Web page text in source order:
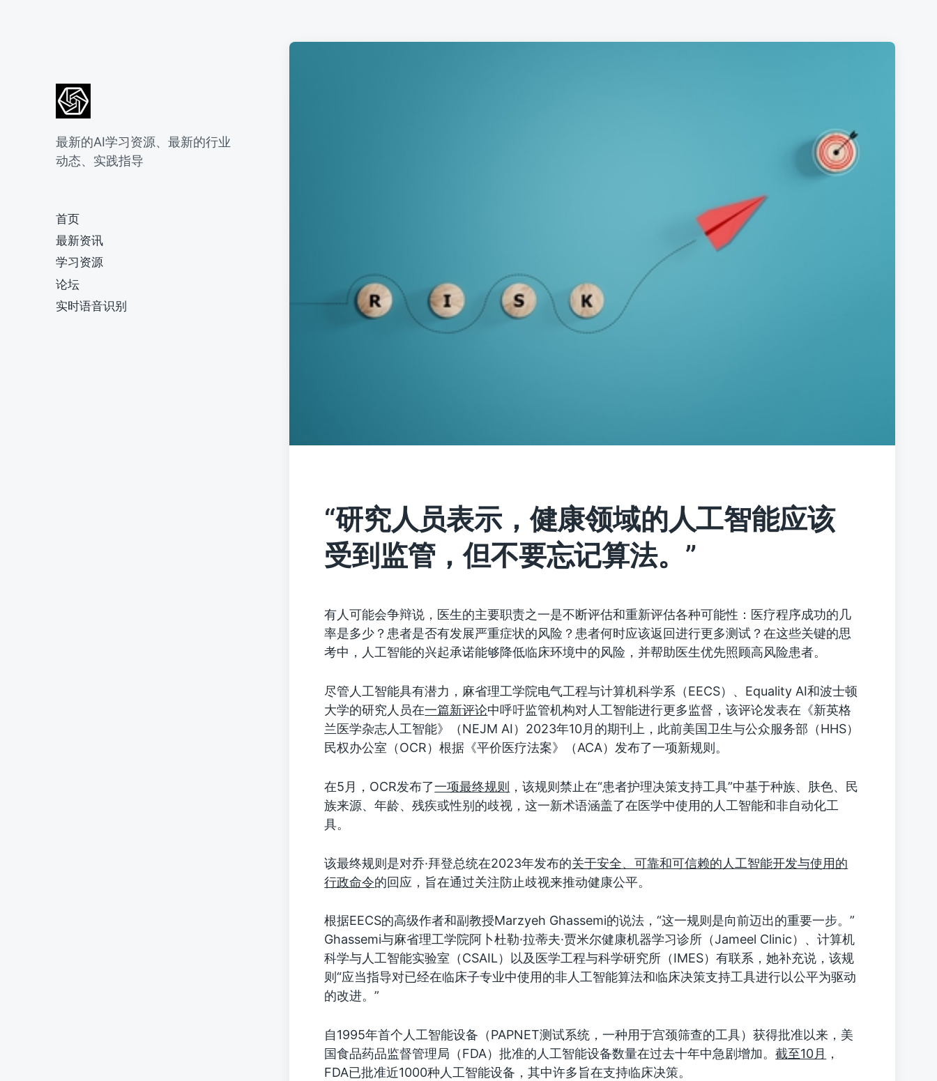
最新的AI学习资源、最新的行业
动态、实践指导
首页
最新资讯
学习资源
论坛
实时语音识别
“研究人员表示，健康领域的人工智能应该
受到监管，但不要忘记算法。”
有人可能会争辩说，医生的主要职责之一是不断评估和重新评估各种可能性：医疗程序成功的几
率是多少？患者是否有发展严重症状的风险？患者何时应该返回进行更多测试？在这些关键的思
考中，人工智能的兴起承诺能够降低临床环境中的风险，并帮助医生优先照顾高风险患者。
尽管人工智能具有潜力，麻省理工学院电气工程与计算机科学系（EECS）、Equality AI和波士顿
大学的研究人员在一篇新评论中呼吁监管机构对人工智能进行更多监督，该评论发表在《新英格
兰医学杂志人工智能》（NEJM AI）2023年10月的期刊上，此前美国卫生与公众服务部（HHS）
民权办公室（OCR）根据《平价医疗法案》（ACA）发布了一项新规则。
在5月，OCR发布了一项最终规则 ，该规则禁止在“患者护理决策支持工具”中基于种族、肤色、民
族来源、年龄、残疾或性别的歧视，这一新术语涵盖了在医学中使用的人工智能和非自动化工
具。
该最终规则是对乔·拜登总统在2023年发布的关于安全、可靠和可信赖的人工智能开发与使用的
行政命令的回应，旨在通过关注防止歧视来推动健康公平。
根据EECS的高级作者和副教授Marzyeh Ghassemi的说法，“这一规则是向前迈出的重要一步。”
Ghassemi与麻省理工学院阿卜杜勒·拉蒂夫·贾米尔健康机器学习诊所（Jameel Clinic）、计算机
科学与人工智能实验室（CSAIL）以及医学工程与科学研究所（IMES）有联系，她补充说，该规
则“应当指导对已经在临床子专业中使用的非人工智能算法和临床决策支持工具进行以公平为驱动
的改进。”
自1995年首个人工智能设备（PAPNET测试系统，一种用于宫颈筛查的工具）获得批准以来，美
国食品药品监督管理局（FDA）批准的人工智能设备数量在过去十年中急剧增加。截至10月 ，
FDA已批准近1000种人工智能设备，其中许多旨在支持临床决策。